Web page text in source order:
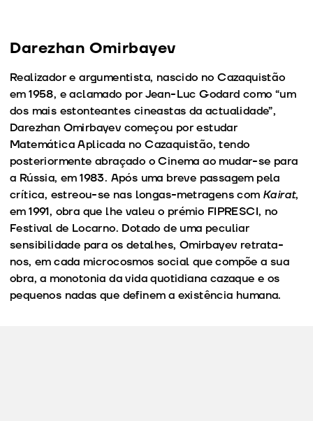
Darezhan Omirbayev
Realizador e argumentista, nascido no Cazaquistão
em 1958, e aclamado por Jean-Luc Godard como “um
dos mais estonteantes cineastas da actualidade”,
Darezhan Omirbayev começou por estudar
Matemática Aplicada no Cazaquistão, tendo
posteriormente abraçado o Cinema ao mudar-se para
a Rússia, em 1983. Após uma breve passagem pela
crítica, estreou-se nas longas-metragens com Kairat,
em 1991, obra que lhe valeu o prémio FIPRESCI, no
Festival de Locarno. Dotado de uma peculiar
sensibilidade para os detalhes, Omirbayev retrata-
nos, em cada microcosmos social que compõe a sua
obra, a monotonia da vida quotidiana cazaque e os
pequenos nadas que definem a existência humana.